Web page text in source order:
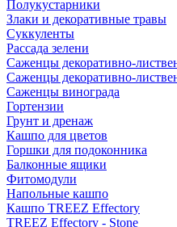
Полукустарники
Злаки и декоративные травы
Суккуленты
Рассада зелени
Саженцы декоративно-
Саженцы декоративно-
Саженцы винограда
Гортензии
Грунт и дренаж
Кашпо для цветов
Горшки для подоконника
Балконные ящики
Фитомодули
Напольные кашпо
Кашпо TREEZ Effectory
TREEZ Effectory - Stone